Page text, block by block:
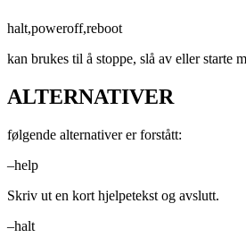
halt,poweroff,reboot
kan brukes til å stoppe, slå av eller starte
ALTERNATIVER
følgende alternativer er forstått:
–help
Skriv ut en kort hjelpetekst og avslutt.
–halt